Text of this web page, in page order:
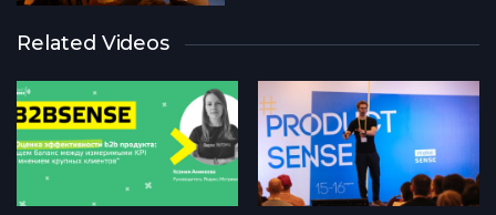
Аскалепов)
Десять адских мифов о продакт
Алексей Журба)
От стратегии к ежедневным
результатам: почему у вас
может все получиться
(RealtimeBoard, Анна Бояркина)
Related Videos